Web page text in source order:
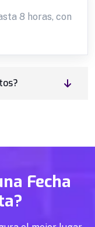
8 horas, con
Fecha